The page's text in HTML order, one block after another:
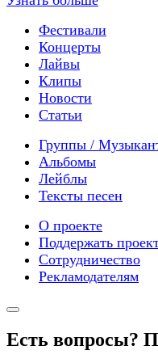
Фестивали
Концерты
Лайвы
Клипы
Новости
Статьи
Группы /
Альбомы
Лейблы
Тексты песен
О проекте
Поддержать
Сотрудничество
Рекламодателям
Есть вопросы?